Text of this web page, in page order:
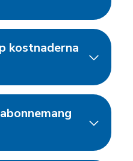
kostnaderna